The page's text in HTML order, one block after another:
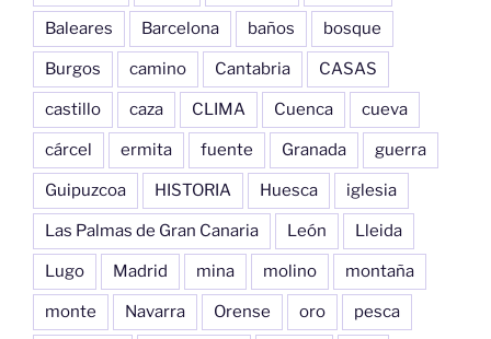
Baleares Barcelona baños bosque
Burgos camino Cantabria CASAS
castillo caza CLIMA Cuenca cueva
cárcel ermita fuente Granada guerra
Guipuzcoa HISTORIA Huesca iglesia
Las Palmas de Gran Canaria León Lleida
Lugo Madrid mina molino montaña
monte Navarra Orense oro pesca